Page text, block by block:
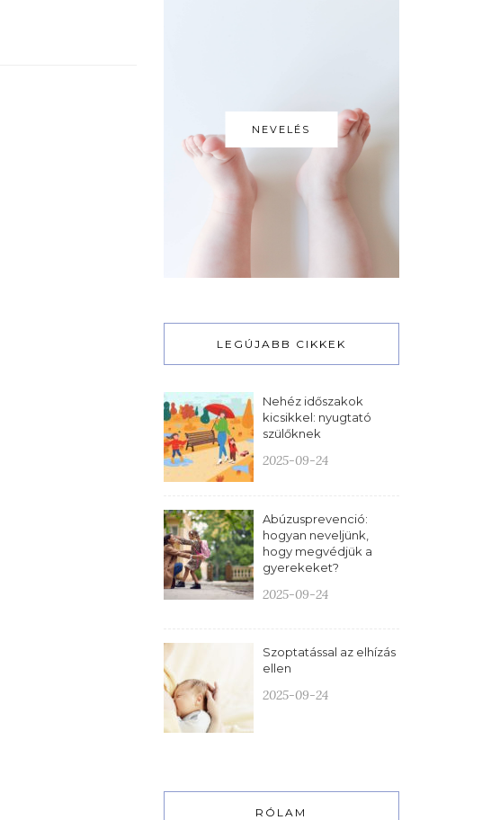
NEVELÉS
LEGÚJABB CIKKEK
Nehéz időszakok
kicsikkel: nyugtató
szülőknek
2025-09-24
Abúzusprevenció:
hogyan neveljünk,
hogy megvédjük a
gyerekeket?
2025-09-24
Szoptatással az elhízás
ellen
2025-09-24
RÓLAM